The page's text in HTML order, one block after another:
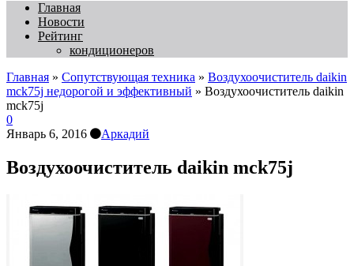
Главная
Новости
Рейтинг
кондиционеров
Главная » Сопутствующая техника » Воздухоочиститель daikin
mck75j недорогой и эффективный » Воздухоочиститель daikin
mck75j
0
Январь 6, 2016
Аркадий
Воздухоочиститель daikin mck75j